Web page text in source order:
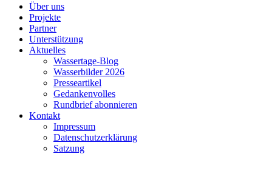
Über uns
Projekte
Partner
Unterstützung
Aktuelles
Wassertage-Blog
Wasserbilder 2026
Presseartikel
Gedankenvolles
Rundbrief abonnieren
Kontakt
Impressum
Datenschutzerklärung
Satzung